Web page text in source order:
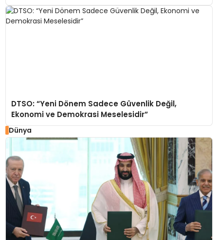
DTSO: “Yeni Dönem Sadece Güvenlik Değil,
Ekonomi ve Demokrasi Meselesidir”
Dünya